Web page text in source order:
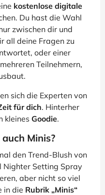
kostenlose digitale
Du hast die Wahl
zwischen dir und
all deine Fragen zu
oder einer
Teilnehmern,
sich die Experten von
für dich. Hinterher
kleines Goodie.
Minis?
den Trend-Blush von
Nighter Setting Spray
aber nicht so viel
in die Rubrik „Minis“